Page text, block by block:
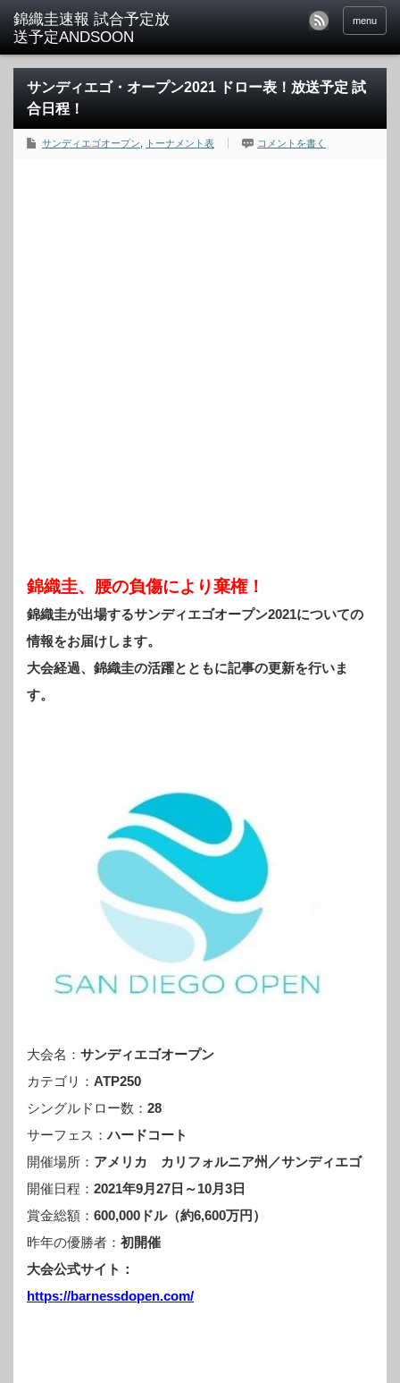
menu
サンディエゴ・オープン2021 ドロー表！放送予定 試
合日程！
サンディエゴオープン トーナメント表 コメントを書く
錦織圭、腰の負傷により棄権！
錦織圭が出場するサンディエゴオープン2021についての
情報をお届けします。
大会経過、錦織圭の活躍とともに記事の更新を行いま
す。
大会名： サンディエゴオープン
カテゴリ： ATP250
シングルドロー数： 28
サーフェス：ハードコート
開催場所： アメリカ カリフォルニア州／サンディエゴ
開催日程： 2021年9月27日～10月3日
賞金総額： 600,000ドル（約6,600万円）
昨年の優勝者： 初開催
大会公式サイト：
https://barnessdopen.com/